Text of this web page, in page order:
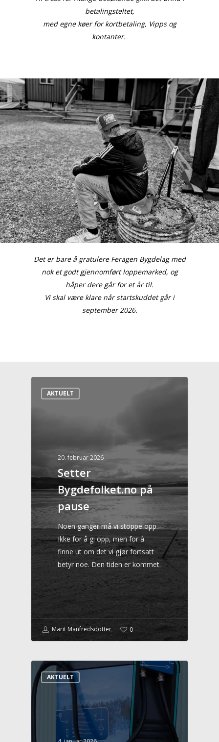
betalingsteltet,
med egne køer for kortbetaling, Vipps og
kontanter.
Det er bare å gratulere Feragen Bygdelag med
nok et godt gjennomført loppemarked, og
håper dere går for et år til.
Vi skal være klare når startskuddet går i
september 2026.
AKTUELT
20. februar 2026
Setter
Bygdefolket.no på
pause
Noen ganger må vi stoppe opp.
Ikke for å gi opp, men for å
finne ut om det vi gjør fortsatt
betyr noe. Den tiden er kommet.
Marit Manfredsdotter 0
AKTUELT
Brekken bibliotek
Historie og kultur
Kalender
Lag og foreninger
Praktisk info
Kontakt
Mest populært siste